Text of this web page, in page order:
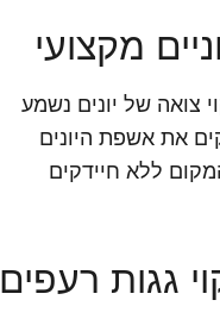
מקצועי
צואה של יונים נשמע
את אשפת היונים
ללא חיידקים
גגות רעפים